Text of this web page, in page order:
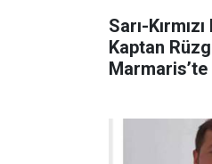
Sarı-
Kaptan
Marmaris’te